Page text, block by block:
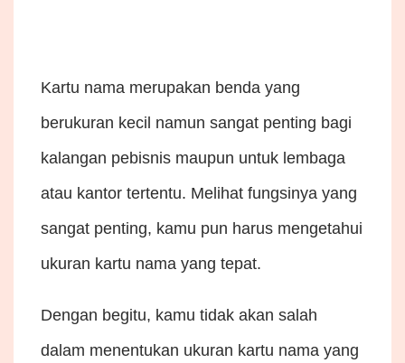
Kartu nama merupakan benda yang
berukuran kecil namun sangat penting bagi
kalangan pebisnis maupun untuk lembaga
atau kantor tertentu. Melihat fungsinya yang
sangat penting, kamu pun harus mengetahui
ukuran kartu nama yang tepat.
Dengan begitu, kamu tidak akan salah
dalam menentukan ukuran kartu nama yang